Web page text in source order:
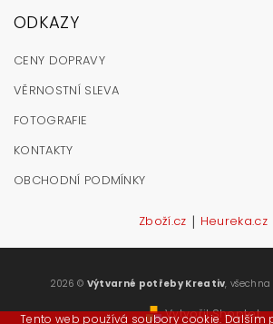
ODKAZY
CENY DOPRAVY
VĚRNOSTNÍ SLEVA
FOTOGRAFIE
KONTAKTY
OBCHODNÍ PODMÍNKY
Zboží.cz | Heureka.cz
2026 © Výtvarné potřeby Kreativ,
Vytvořil Shoptet
Tento web používá soubory cookie. Dalším